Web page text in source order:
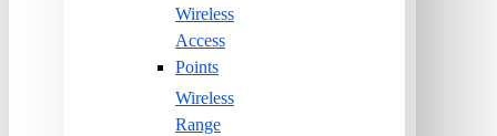
Wireless
Access
Points
Wireless
Range